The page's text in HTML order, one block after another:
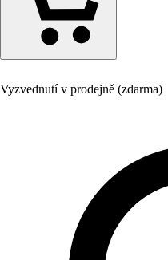
Vyzvednutí v prodejně (zdarma)